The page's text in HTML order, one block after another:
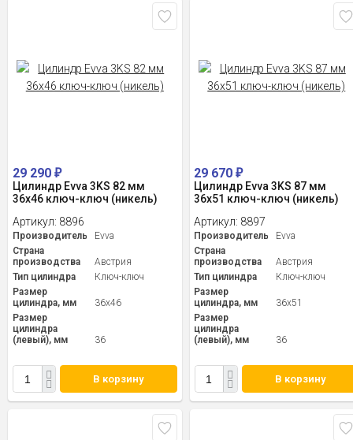
29 290 ₽
Цилиндр Evva 3KS 82 мм
36x46 ключ-ключ (никель)
Артикул: 8896
Производитель
Evva
Страна
производства
Австрия
Тип цилиндра
Ключ-ключ
Размер
цилиндра, мм
36x46
Размер
цилиндра
(левый), мм
36
В корзину
29 670₽
Цилиндр Evva 3KS 87 мм
36x51 ключ-ключ (никель)
Артикул: 8897
Производитель
Evva
Страна
производства
Австрия
Тип цилиндра
Ключ-ключ
Размер
цилиндра, мм
36x51
Размер
цилиндра
(левый), мм
36
В корзину